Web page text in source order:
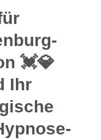
💓️💎
Ihr